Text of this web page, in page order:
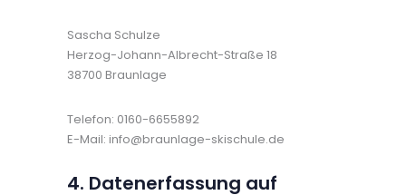
Sascha Schulze
Herzog-Johann-Albrecht-Straße 18
38700 Braunlage
Telefon: 0160-6655892
E-Mail: info@braunlage-skischule.de
4. Datenerfassung auf